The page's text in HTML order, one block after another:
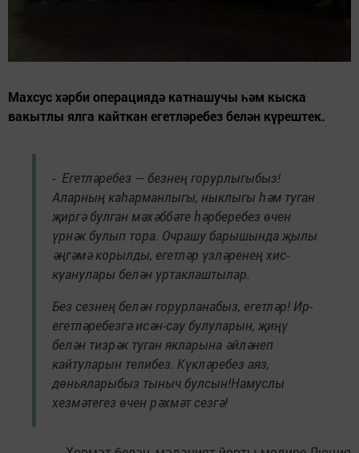
Махсус хәрби операциядә катнашучы һәм кыска
вакытлы ялга кайткан егетләребез белән күрештек.
- Егетләребез — безнең горурлыгыбыз!
Аларның каһарманлыгы, ныклыгы һәм туган
җиргә булган мәхәббәте һәрберебез өчен
үрнәк булып тора. Очрашу барышында җылы
әңгәмә корылды, егетләр үзләренең хис-
куанулары белән уртаклаштылар.
Без сезнең белән горурланабыз, егетләр! Ир-
егетләребезгә исән-сау булуларын, җиңү
белән тизрәк туган якларына әйләнеп
кайтуларын телибез. Күкләребез аяз,
дөньяларыбыз тыныч булсын!Намуслы
хезмәтегез өчен рәхмәт сезгә!